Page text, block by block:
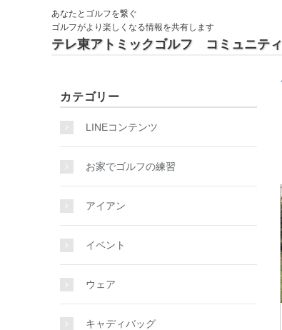
あなたとゴルフを繋ぐ
ゴルフがより楽しくなる情報を共有します
テレ東アトミックゴルフ コミュニティ
カテゴリー
LINEコンテンツ
お家でゴルフの練習
アイアン
イベント
ウェア
キャディバッグ